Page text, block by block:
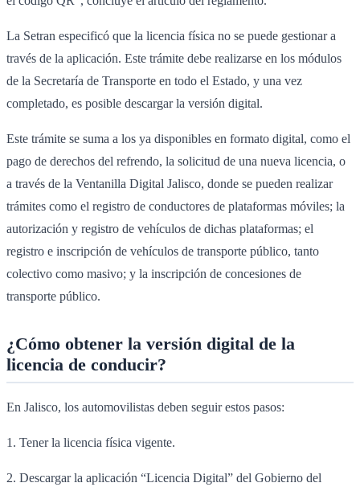
La Setran especificó que la licencia física no se puede gestionar a
través de la aplicación. Este trámite debe realizarse en los módulos
de la Secretaría de Transporte en todo el Estado, y una vez
completado, es posible descargar la versión digital.
Este trámite se suma a los ya disponibles en formato digital, como el
pago de derechos del refrendo, la solicitud de una nueva licencia, o
a través de la Ventanilla Digital Jalisco, donde se pueden realizar
trámites como el registro de conductores de plataformas móviles; la
autorización y registro de vehículos de dichas plataformas; el
registro e inscripción de vehículos de transporte público, tanto
colectivo como masivo; y la inscripción de concesiones de
transporte público.
¿Cómo obtener la versión digital de la
licencia de conducir?
En Jalisco, los automovilistas deben seguir estos pasos:
1. Tener la licencia física vigente.
2. Descargar la aplicación “Licencia Digital” del Gobierno del